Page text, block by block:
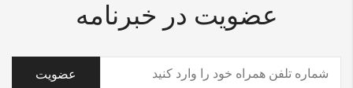
عضویت در خبرنامه
(ضروری)